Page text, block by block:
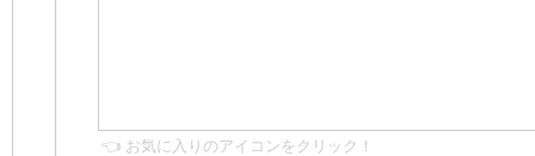
👈 お気に入りのアイコンをクリック！